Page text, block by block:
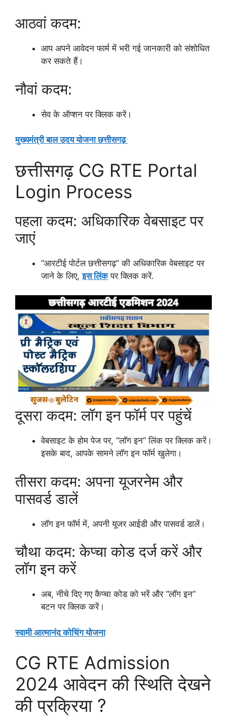
आठवां कदम:
आप अपने आवेदन फार्म में भरी गई जानकारी को संशोधित
कर सकते हैं।
नौवां कदम:
सेव के ऑप्शन पर क्लिक करें।
मुख्यमंत्री बाल उदय योजना छत्तीसगढ़
छत्तीसगढ़ CG RTE Portal
Login Process
पहला कदम: अधिकारिक वेबसाइट पर
जाएं
“आरटीई पोर्टल छत्तीसगढ़” की अधिकारिक वेबसाइट पर
जाने के लिए,इस लिंकपर क्लिक करें.
दूसरा कदम: लॉग इन फॉर्म पर पहुंचें
वेबसाइट के होम पेज पर, “लॉग इन” लिंक पर क्लिक करें।
इसके बाद, आपके सामने लॉग इन फॉर्म खुलेगा।
तीसरा कदम: अपना यूजरनेम और
पासवर्ड डालें
लॉग इन फॉर्म में, अपनी यूजर आईडी और पासवर्ड डालें।
चौथा कदम: केप्चा कोड दर्ज करें और
लॉग इन करें
अब, नीचे दिए गए कैप्चा कोड को भरें और “लॉग इन”
बटन पर क्लिक करें।
स्वामी आत्मानंद कोचिंग योजना
CG RTE Admission
2024 आवेदन की स्थिति देखने
की प्रक्रिया ?